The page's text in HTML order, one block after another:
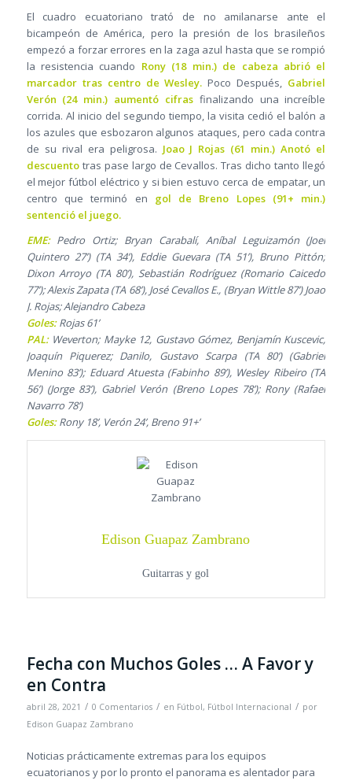
El cuadro ecuatoriano trató de no amilanarse ante el
bicampeón de América, pero la presión de los brasileños
empezó a forzar errores en la zaga azul hasta que se rompió
la resistencia cuando Rony (18 min.) de cabeza abrió el
marcador tras centro de Wesley. Poco Después, Gabriel
Verón (24 min.) aumentó cifrasfinalizando una increíble
corrida. Al inicio del segundo tiempo, la visita cedió el balón a
los azules que esbozaron algunos ataques, pero cada contra
de su rival era peligrosa. Joao J Rojas (61 min.) Anotó el
descuentotras pase largo de Cevallos. Tras dicho tanto llegó
el mejor fútbol eléctrico y si bien estuvo cerca de empatar, un
centro que terminó en gol de Breno Lopes (91+ min.)
sentenció el juego.
EME:Pedro Ortiz; Bryan Carabalí, Aníbal Leguizamón (Joel
Quintero 27’) (TA 34’), Eddie Guevara (TA 51’), Bruno Pittón;
Dixon Arroyo (TA 80’), Sebastián Rodríguez (Romario Caicedo
77’); Alexis Zapata (TA 68’), José Cevallos E., (Bryan Wittle 87’) Joao
J. Rojas; Alejandro Cabeza
Goles:Rojas 61’
PAL:Weverton; Mayke 12, Gustavo Gómez, Benjamín Kuscevic,
Joaquín Piquerez; Danilo, Gustavo Scarpa (TA 80’) (Gabriel
Menino 83’); Eduard Atuesta (Fabinho 89’), Wesley Ribeiro (TA
56’) (Jorge 83’), Gabriel Verón (Breno Lopes 78’); Rony (Rafael
Navarro 78’)
Goles:Rony 18’, Verón 24’, Breno 91+’
Edison Guapaz Zambrano
Guitarras y gol
Fecha con Muchos Goles … A Favor y
en Contra
abril 28, 2021 / 0 Comentarios / en Fútbol, Fútbol Internacional / por
Edison Guapaz Zambrano
Noticias prácticamente extremas para los equipos
ecuatorianos y por lo pronto el panorama es alentador para